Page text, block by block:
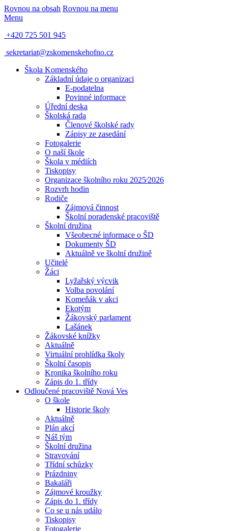
Rovnou na obsah Rovnou na menu
Menu
+420 725 501 945
sekretariat@zskomenskehofno.cz
Škola Komenského
Základní údaje o organizaci
E-podatelna
Povinné informace
Úřední deska
Školská rada
Členové školské rady
Zápisy ze zasedání
Fotogalerie
O naší škole
Škola v médiích
Tiskopisy
Organizace školního roku 2025⁄2026
Rozvrh hodin
Rodiče
Zájmová činnost
Školní poradenské pracoviště
Školní družina
Všeobecné informace o ŠD
Dokumenty ŠD
Aktuálně ve školní družině
Učitelé
Žáci
Lyžařský výcvik
Volba povolání
Komeňák v akci
Ekotým
Žákovský parlament
Lašánek
Žákovské knížky
Aktuálně
Virtuální prohlídka školy
Školní časopis
Kronika školního roku
Zápis do 1. třídy
Odloučené pracoviště Nová Ves
O škole
Historie školy
Aktuálně
Plán akcí
Náš tým
Školní družina
Stravování
Třídní schůzky
Prázdniny
Bakaláři
Zájmové kroužky
Zápis do 1. třídy
Co se u nás událo
Tiskopisy
Fotogalerie